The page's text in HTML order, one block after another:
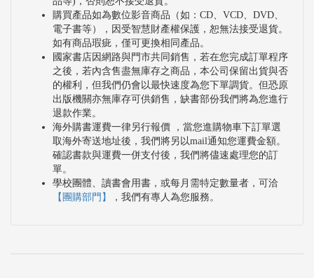
購買產品如為數位影音商品（如：CD、VCD、DVD、
電子書等），因受智慧財產權保護，恕無法接受退貨。
如有商品瑕疵，僅可更換相同產品。
國家書店因網路與門市共同銷售，若在您完成訂單程序
之後，若內含售盡無庫存之商品，本公司保留出貨與否
的權利，但我們仍會以最快速度為您下單調貨。但恐原
出版機關亦無庫存可供銷售，缺書部份我們將為您進行
退款作業。
海外購書運費一律另行報價 ，當您進購物車下訂單選
取海外寄送地址後，我們將另以mail通知您運費金額。
確認書款與運費一併支付後，我們將儘速處理您的訂
單。
學校團體、讀書會用書，或每月需特定數量者，可洽
【團購部門】
，我們有專人為您服務。